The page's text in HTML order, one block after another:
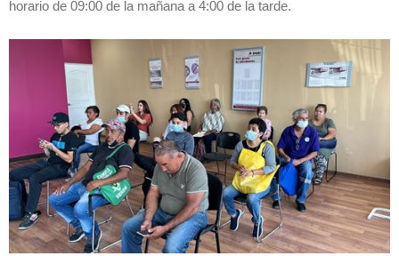
horario de 09:00 de la mañana a 4:00 de la tarde.